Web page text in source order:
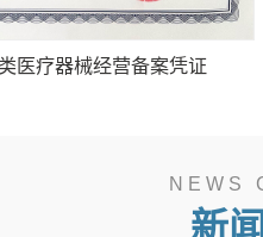
医疗器械经营备案凭证
NEWS
新